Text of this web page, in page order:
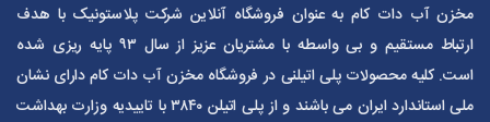
مخزن آب دات کام به عنوان فروشگاه آنلاین شرکت پلاستونیک با هدف
ارتباط مستقیم و بی واسطه با مشتریان عزیز از سال ۹۳ پایه ریزی شده
است. کلیه محصولات پلی اتیلنی در فروشگاه مخزن آب دات کام دارای نشان
ملی استاندارد ایران می باشند و از پلی اتیلن ۳۸۴۰ با تاییدیه وزارت بهداشت